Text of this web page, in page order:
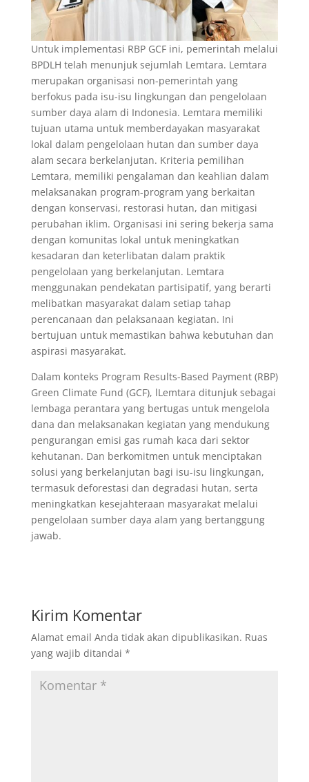
Untuk implementasi RBP GCF ini, pemerintah melalui
BPDLH telah menunjuk sejumlah Lemtara. Lemtara
merupakan organisasi non-pemerintah yang
berfokus pada isu-isu lingkungan dan pengelolaan
sumber daya alam di Indonesia. Lemtara memiliki
tujuan utama untuk memberdayakan masyarakat
lokal dalam pengelolaan hutan dan sumber daya
alam secara berkelanjutan. Kriteria pemilihan
Lemtara, memiliki pengalaman dan keahlian dalam
melaksanakan program-program yang berkaitan
dengan konservasi, restorasi hutan, dan mitigasi
perubahan iklim. Organisasi ini sering bekerja sama
dengan komunitas lokal untuk meningkatkan
kesadaran dan keterlibatan dalam praktik
pengelolaan yang berkelanjutan. Lemtara
menggunakan pendekatan partisipatif, yang berarti
melibatkan masyarakat dalam setiap tahap
perencanaan dan pelaksanaan kegiatan. Ini
bertujuan untuk memastikan bahwa kebutuhan dan
aspirasi masyarakat.
Dalam konteks Program Results-Based Payment (RBP)
Green Climate Fund (GCF), lLemtara ditunjuk sebagai
lembaga perantara yang bertugas untuk mengelola
dana dan melaksanakan kegiatan yang mendukung
pengurangan emisi gas rumah kaca dari sektor
kehutanan. Dan berkomitmen untuk menciptakan
solusi yang berkelanjutan bagi isu-isu lingkungan,
termasuk deforestasi dan degradasi hutan, serta
meningkatkan kesejahteraan masyarakat melalui
pengelolaan sumber daya alam yang bertanggung
jawab.
Kirim Komentar
Alamat email Anda tidak akan dipublikasikan. Ruas
yang wajib ditandai *